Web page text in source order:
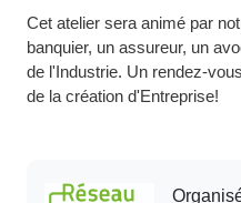
Cet atelier sera animé par
banquier, un assureur, un
de l'Industrie. Un rendez-
de la création d'Entreprise!